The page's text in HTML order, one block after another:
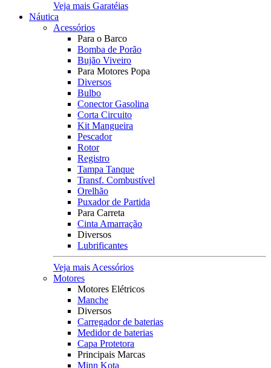
Veja mais Garatéias
Náutica
Acessórios
Para o Barco
Bomba de Porão
Bujão Viveiro
Para Motores Popa
Diversos
Bulbo
Conector Gasolina
Corta Circuito
Kit Mangueira
Pescador
Rotor
Registro
Tampa Tanque
Transf. Combustível
Orelhão
Puxador de Partida
Para Carreta
Cinta Amarração
Diversos
Lubrificantes
Veja mais Acessórios
Motores
Motores Elétricos
Manche
Diversos
Carregador de baterias
Medidor de baterias
Capa Protetora
Principais Marcas
Minn Kota